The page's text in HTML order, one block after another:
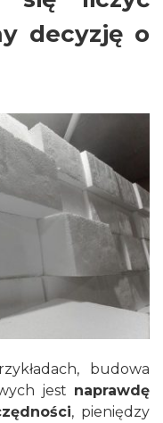
decyzję o
budowa
jest naprawdę
, pieniędzy